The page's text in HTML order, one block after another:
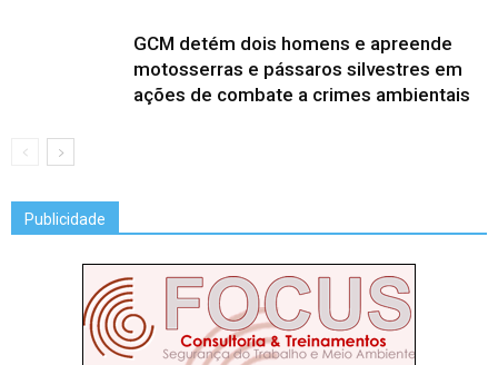
GCM detém dois homens e apreende
motosserras e pássaros silvestres em
ações de combate a crimes ambientais
Publicidade